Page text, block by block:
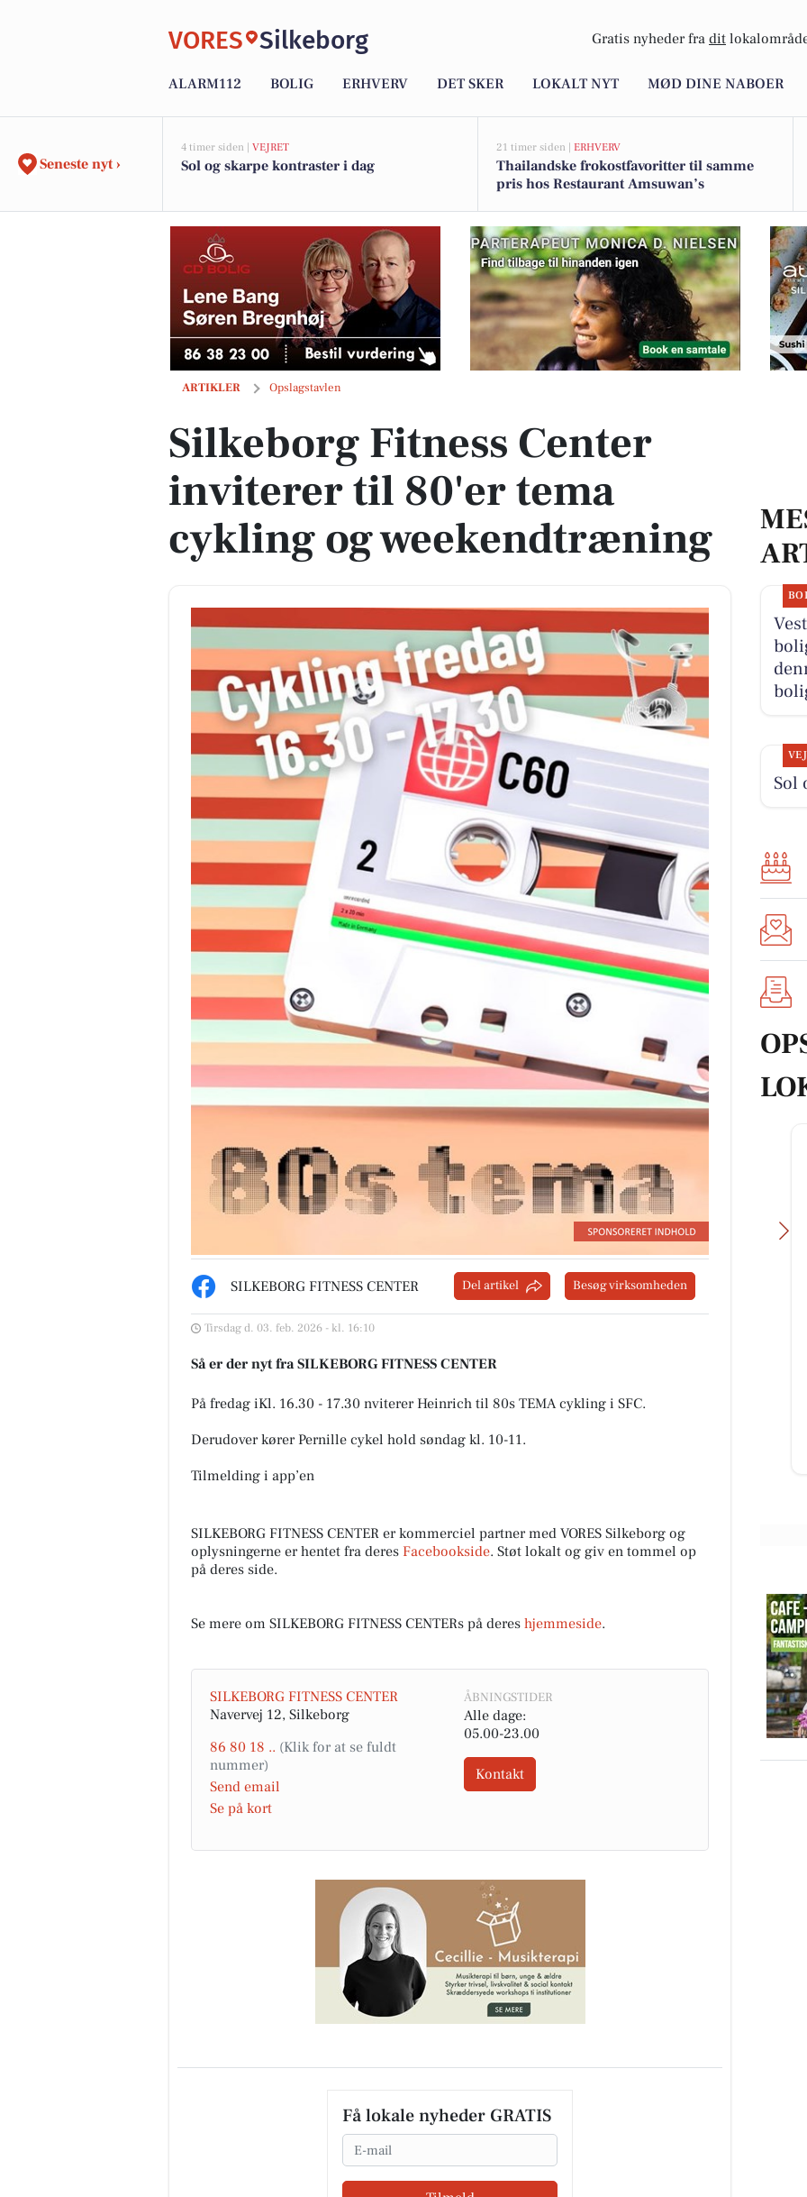
VORES Silkeborg Gratis nyheder fra dit
ALARM112 BOLIG ERHVERV DET SKER LOKALT NYT MØD DINE NABOER
Seneste nyt ›
4 timer siden | VEJRET
Sol og skarpe kontraster i dag
21 timer siden | ERHVERV
Thailandske frokostfavoritter til samme
pris hos Restaurant Amsuwan’s
ARTIKLER Opslagstavlen
Silkeborg Fitness Center inviterer til 80'er tema cykling og weekendtræning
Silkeborg Fitness Center
inviterer til 80'er tema
cykling og weekendtræning
SILKEBORG FITNESS CENTER Del artikel Besøg virksomheden
Tirsdag d. 03. feb. 2026 - kl. 16:10
Så er der nyt fra SILKEBORG FITNESS CENTER
På fredag iKl. 16.30 - 17.30 nviterer Heinrich til 80s TEMA cykling i SFC.
Derudover kører Pernille cykel hold søndag kl. 10-11.
Tilmelding i app’en
SILKEBORG FITNESS CENTER er kommerciel partner med VORES Silkeborg og
oplysningerne er hentet fra deres Facebookside. Støt lokalt og giv en tommel op
på deres side.
Se mere om SILKEBORG FITNESS CENTERs på deres hjemmeside.
SILKEBORG FITNESS CENTER
Navervej 12, Silkeborg
86 80 18 ..
Send email
Se på kort
ÅBNINGSTIDER
Alle dage:
05.00-23.00
Kontakt
Få lokale nyheder GRATIS
Email
Sol
Skyttehusets Outdoor
Camp
camp giver lige pludselig mening.